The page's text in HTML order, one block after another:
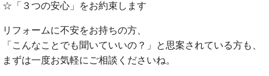
☆「３つの安心」をお約束します
リフォームに不安をお持ちの方、
「こんなことでも聞いていいの？」と思案されている方も、
まずは一度お気軽にご相談くださいね。